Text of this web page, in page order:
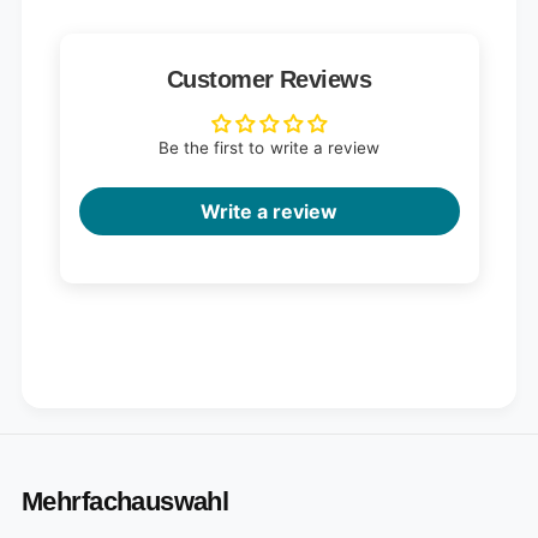
Customer Reviews
Be the first to write a review
Write a review
Mehrfachauswahl